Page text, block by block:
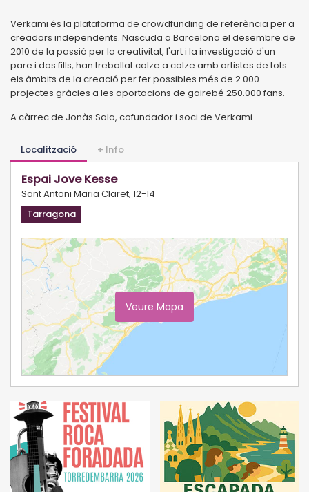
Verkami és la plataforma de crowdfunding de referència per a
creadors independents. Nascuda a Barcelona el desembre de
2010 de la passió per la creativitat, l'art i la investigació d'un
pare i dos fills, han treballat colze a colze amb artistes de tots
els àmbits de la creació per fer possibles més de 2.000
projectes gràcies a les aportacions de gairebé 250.000 fans.
A càrrec de Jonàs Sala, cofundador i soci de Verkami.
Localització + Info
Espai Jove Kesse
Sant Antoni Maria Claret, 12-14
Tarragona
Veure Mapa